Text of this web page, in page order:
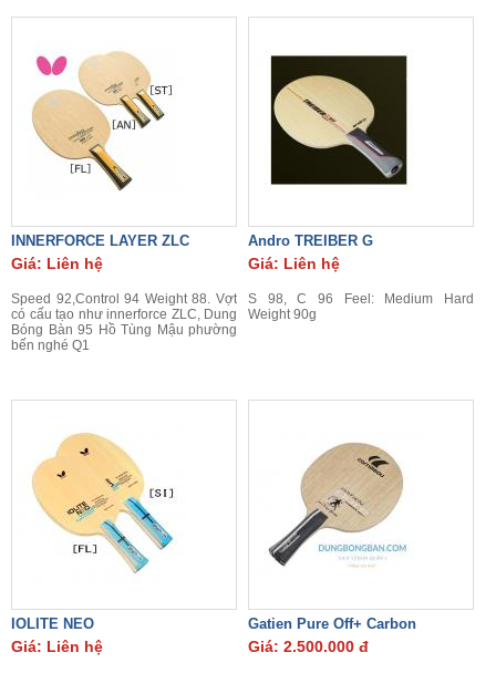
INNERFORCE LAYER ZLC
Giá: Liên hệ
Speed 92,Control 94 Weight 88. Vợt
có cấu tạo như innerforce ZLC, Dung
Bóng Bàn 95 Hồ Tùng Mậu phường
bến nghé Q1
Andro TREIBER G
Giá: Liên hệ
S 98, C 96 Feel: Medium Hard
Weight 90g
IOLITE NEO
Giá: Liên hệ
Gatien Pure Off+ Carbon
Giá: 2.500.000 đ